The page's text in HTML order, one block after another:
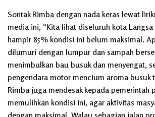
Sontak Rimba dengan nada keras lewat
media ini, “Kita lihat diseluruh kota
hampir 85% kondisi ini belum maksimal.
dilumuri dengan lumpur dan sampah
menimbulkan bau busuk dan menyengat,
pengendara motor mencium aroma busuk
Rimba juga mendesak kepada pemerintah
memulihkan kondisi ini, agar aktivitas
dengan maksimal. Walau sebagian jalan